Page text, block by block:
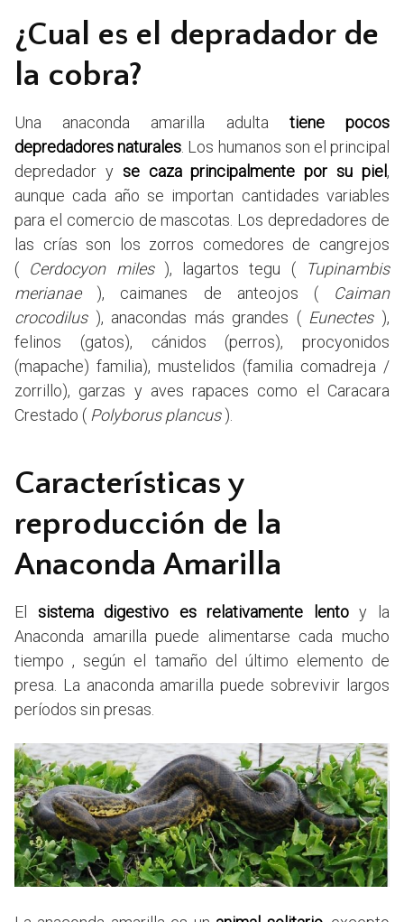
¿Cual es el depradador de
la cobra?
Una anaconda amarilla adulta tiene pocos
depredadores naturales . Los humanos son el principal
depredador y se caza principalmente por su piel,
aunque cada año se importan cantidades variables
para el comercio de mascotas. Los depredadores de
las crías son los zorros comedores de cangrejos
( Cerdocyon miles), lagartos tegu (
Tupinambis
merianae), caimanes de anteojos ( Caiman
crocodilus), anacondas más grandes ( Eunectes),
felinos (gatos), cánidos (perros), procyonidos
(mapache) familia), mustelidos (familia comadreja /
zorrillo), garzas y aves rapaces como el Caracara
Crestado ( Polyborus plancus).
Características y
reproducción de la
Anaconda Amarilla
El sistema digestivo es relativamente lentoy la
Anaconda amarilla puede alimentarse cada mucho
tiempo , según el tamaño del último elemento de
presa. La anaconda amarilla puede sobrevivir largos
períodos sin presas.